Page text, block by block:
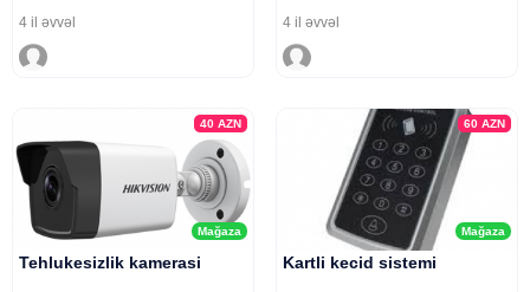
4 il əvvəl 4 il əvvəl
Mağaza
40AZN
Tehlukesizlik kamerasi
Mağaza
60 AZN
Kartli kecid sistemi